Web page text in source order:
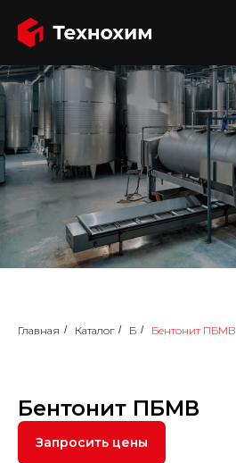
Главная / Каталог / Б / Бентонит ПБМВ
Бентонит ПБМВ
Запросить цены